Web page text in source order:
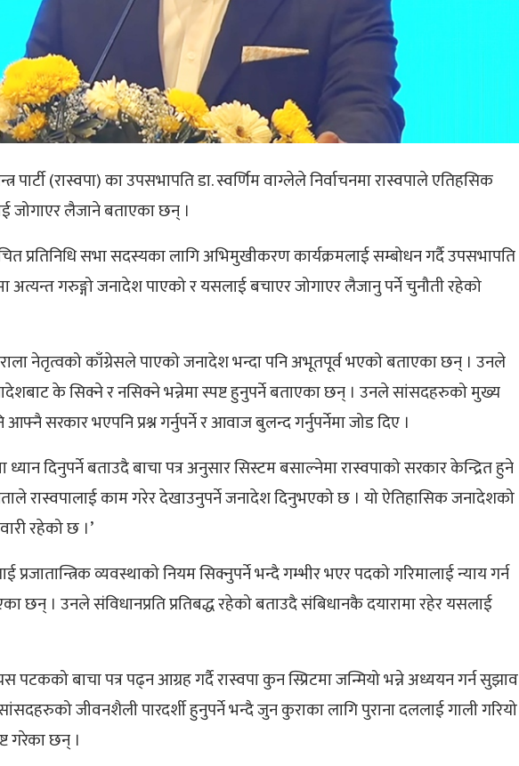
पार्टी (रास्वपा) का उपसभापति डा. स्वर्णिम वाग्लेले निर्वाचनमा रास्वपाले एतिहसिक
जोगाएर लैजाने बताएका छन् ।
प्रतिनिधि सभा सदस्यका लागि अभिमुखीकरण कार्यक्रमलाई सम्बोधन गर्दै उपसभापति
अत्यन्त गरुङ्गो जनादेश पाएको र यसलाई बचाएर जोगाएर लैजानु पर्ने चुनौती रहेको
नेतृत्वको काँग्रेसले पाएको जनादेश भन्दा पनि अभूतपूर्व भएको बताएका छन् । उनले
के सिक्ने र नसिक्ने भन्नेमा स्पष्ट हुनुपर्ने बताएका छन् । उनले सांसदहरुको मुख्य
सरकार भएपनि प्रश्न गर्नुपर्ने र आवाज बुलन्द गर्नुपर्नेमा जोड दिए ।
दिनुपर्ने बताउदै बाचा पत्र अनुसार सिस्टम बसाल्नेमा रास्वपाको सरकार केन्द्रित हुने
रास्वपालाई काम गरेर देखाउनुपर्ने जनादेश दिनुभएको छ । यो ऐतिहासिक जनादेशको
रहेको छ ।’
व्यवस्थाको नियम सिक्नुपर्ने भन्दै गम्भीर भएर पदको गरिमालाई न्याय गर्न
छन् । उनले संविधानप्रति प्रतिबद्ध रहेको बताउदै संबिधानकै दयारामा रहेर यसलाई
बाचा पत्र पढ्न आग्रह गर्दै रास्वपा कुन स्प्रिटमा जन्मियो भन्ने अध्ययन गर्न सुझाव
जीवनशैली पारदर्शी हुनुपर्ने भन्दै जुन कुराका लागि पुराना दललाई गाली गरियो
गरेका छन् ।